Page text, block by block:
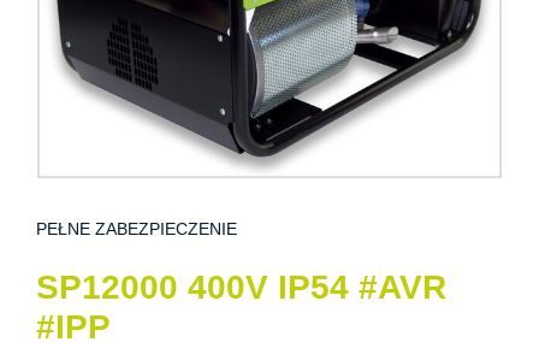
PEŁNE ZABEZPIECZENIE
SP12000 400V IP54 #AVR
#IPP